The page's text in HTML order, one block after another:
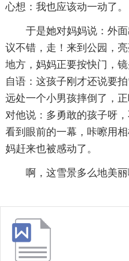
心想：我也应该动一动了。
于是她对妈妈说：外
议不错，走！来到公园，
地方，妈妈正要按快门，
自语：这孩子刚才还说要
远处一个小男孩摔倒了，
对他说：多勇敢的孩子呀
看到眼前的一幕，咔嚓用
妈赶来也被感动了。
啊，这雪景多么地美